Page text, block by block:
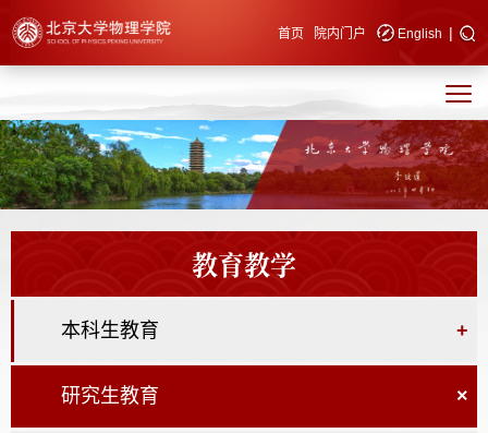
快速导航 首页 院内门户 English |
教育教学
本科生教育 +
研究生教育 ×